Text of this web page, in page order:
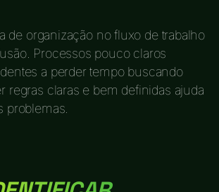
de organização no fluxo de trabalho
Processos pouco claros
a perder tempo buscando
regras claras e bem definidas ajuda
problemas.